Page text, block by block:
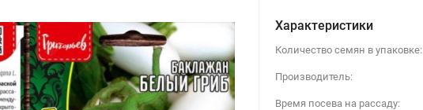
Характеристики
Количество семян в упаковке:
Производитель:
Время посева на рассаду: